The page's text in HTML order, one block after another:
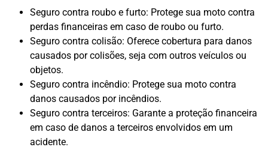
Seguro contra roubo e furto: Protege sua moto contra
perdas financeiras em caso de roubo ou furto.
Seguro contra colisão: Oferece cobertura para danos
causados ​​por colisões, seja com outros veículos ou
objetos.
Seguro contra incêndio: Protege sua moto contra
danos causados ​​por incêndios.
Seguro contra terceiros: Garante a proteção financeira
em caso de danos a terceiros envolvidos em um
acidente.